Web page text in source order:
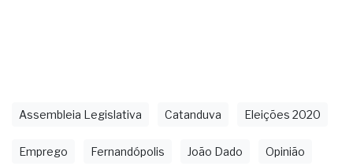
Assembleia Legislativa Catanduva Eleições 2020
Emprego Fernandópolis João Dado Opinião